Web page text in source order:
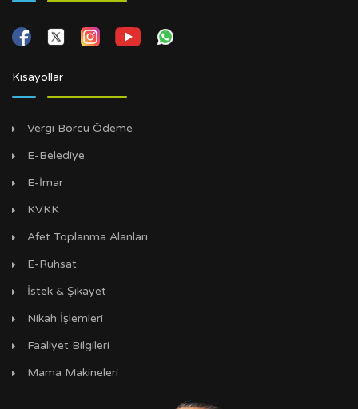
Kısayollar
Vergi Borcu Ödeme
E-Belediye
E-İmar
KVKK
Afet Toplanma Alanları
E-Ruhsat
İstek & Şikayet
Nikah İşlemleri
Faaliyet Bilgileri
Mama Makineleri